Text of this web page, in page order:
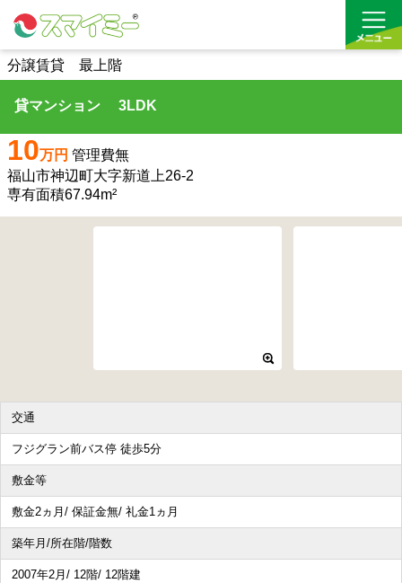
借りる
買う
お気に入り
分譲賃貸 最上階
貸マンション 3LDK
10万円 管理費無
福山市神辺町大字新道上26-2
専有面積67.94m²
交通
フジグラン前バス停 徒歩5分
敷金等
敷金2ヵ月/ 保証金無/ 礼金1ヵ月
築年月/所在階/階数
2007年2月/ 12階/ 12階建